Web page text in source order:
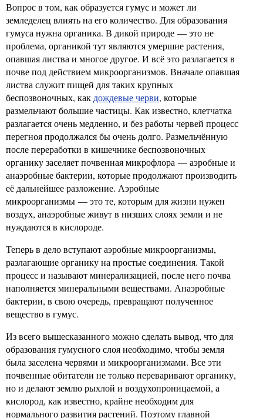
Вопрос в том, как образуется гумус и может ли
земледелец влиять на его количество. Для образования
гумуса нужна органика. В дикой природе — это не
проблема, органикой тут являются умершие растения,
опавшая листва и многое другое. И всё это разлагается в
почве под действием микроорганизмов. Вначале опавшая
листва служит пищей для таких крупных
беспозвоночных, как дождевые черви, которые
размельчают большие частицы. Как известно, клетчатка
разлагается очень медленно, и без работы червей процесс
перегноя продолжался бы очень долго. Размельчённую
после переработки в кишечнике беспозвоночных
органику заселяет почвенная микрофлора — аэробные и
анаэробные бактерии, которые продолжают производить
её дальнейшее разложение. Аэробные
микроорганизмы — это те, которым для жизни нужен
воздух, анаэробные живут в низших слоях земли и не
нуждаются в кислороде.
Теперь в дело вступают аэробные микроорганизмы,
разлагающие органику на простые соединения. Такой
процесс и называют минерализацией, после него почва
наполняется минеральными веществами. Анаэробные
бактерии, в свою очередь, превращают полученное
вещество в гумус.
Из всего вышесказанного можно сделать вывод, что для
образования гумусного слоя необходимо, чтобы земля
была заселена червями и микроорганизмами. Все эти
почвенные обитатели не только переваривают органику,
но и делают землю рыхлой и воздухопроницаемой, а
кислород, как известно, крайне необходим для
нормального развития растений. Поэтому главной